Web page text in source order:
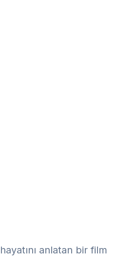
anlatan bir film